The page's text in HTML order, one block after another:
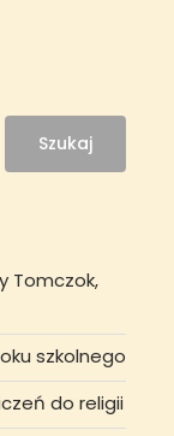
Szukaj
Tomczok,
szkolnego
do religii